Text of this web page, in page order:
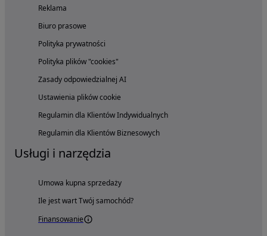
Reklama
Biuro prasowe
Polityka prywatności
Polityka plików "cookies"
Zasady odpowiedzialnej AI
Ustawienia plików cookie
Regulamin dla Klientów Indywidualnych
Regulamin dla Klientów Biznesowych
Usługi i narzędzia
Umowa kupna sprzedaży
Ile jest wart Twój samochód?
Finansowanie